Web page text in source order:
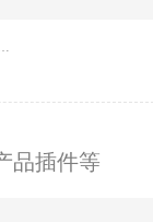
品插件等